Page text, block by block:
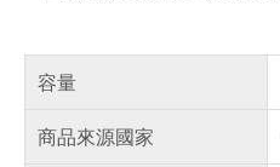
容量
商品來源國家